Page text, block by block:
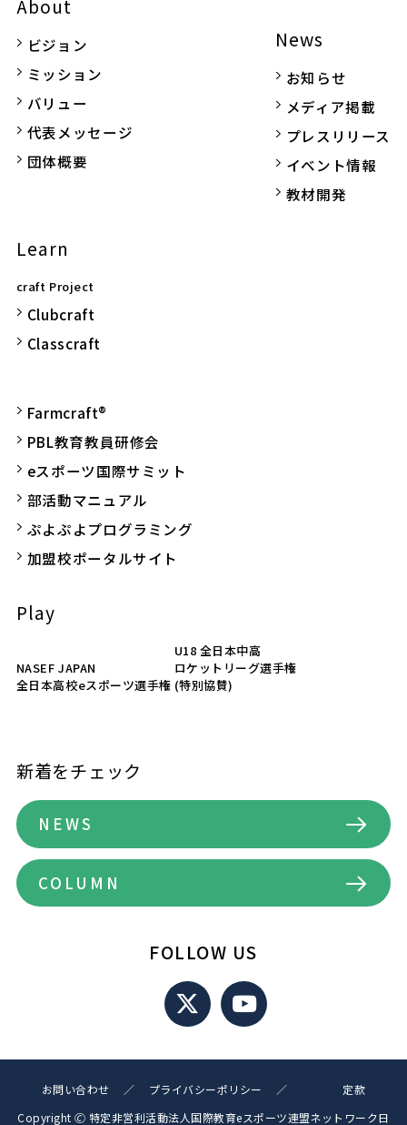
About
ビジョン
ミッション
バリュー
代表メッセージ
団体概要
News
お知らせ
メディア掲載
プレスリリース
イベント情報
教材開発
Learn
craft Project
Clubcraft
Classcraft
Farmcraft®
PBL教育教員研修会
eスポーツ国際サミット
部活動マニュアル
ぷよぷよプログラミング
加盟校ポータルサイト
Play
NASEF JAPAN
全日本高校eスポーツ選手権
U18 全日本中高
ロケットリーグ選手権
(特別協賛)
新着をチェック
NEWS
COLUMN
FOLLOW US
お問い合わせ プライバシーポリシー
定款
Copyright 🄫 特定非営利活動法人国際教育eスポーツ連盟ネットワーク日